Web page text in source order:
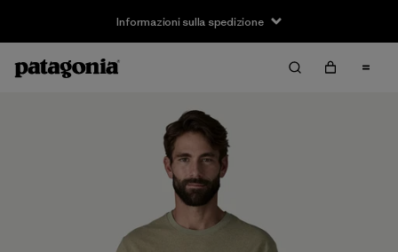
Informazioni sulla spedizione